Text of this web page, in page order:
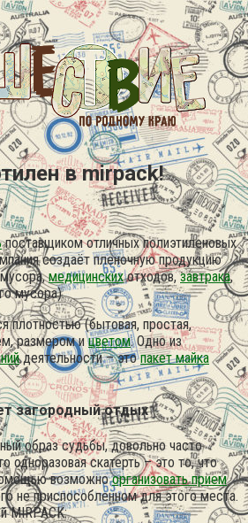
в mirpack!
поставщиком отличных полиэтиленовых
создаёт пленочную продукцию
медицинскихотходов,завтрака,
мусора).
плотностью (бытовая, простая,
размером ицветом. Одно из
деятельности – этопакет майка
загородный отдых
образ судьбы, довольно часто
одноразовая скатерть – это то, что
возможноорганизовать прием
не приспособленном для этого места.
MIRPACK: